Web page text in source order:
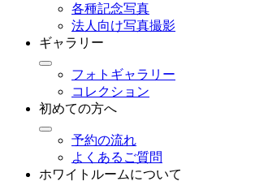
各種記念写真
法人向け写真撮影
ギャラリー
フォトギャラリー
コレクション
初めての方へ
予約の流れ
よくあるご質問
ホワイトルームについて